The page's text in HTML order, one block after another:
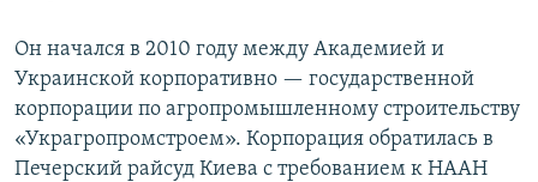
Он начался в 2010 году между Академией и
Украинской корпоративно — государственной
корпорации по агропромышленному строительству
«Украгропромстроем». Корпорация обратилась в
Печерский райсуд Киева с требованием к НААН